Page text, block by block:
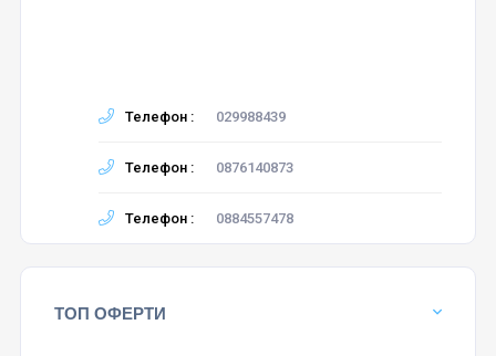
Телефон : 029988439
Телефон : 0876140873
Телефон : 0884557478
ТОП ОФЕРТИ